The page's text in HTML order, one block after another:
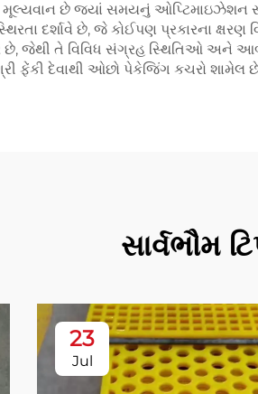
મૂલ્યવાન છે જ્યાં સમયનું
દર્શાવે છે, જે કોઈપણ પ્રકારના
જેથી તે વિવિધ સંગ્રહ સ્થિતિઓ અને
ફેંકી દેવાથી ઓછો પેકેજિંગ કચરો શામેલ
સાર્વભૌમ
23
Jul